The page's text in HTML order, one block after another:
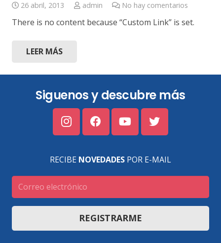
26 abril, 2013 admin No hay comentarios
There is no content because “Custom Link” is set.
LEER MÁS
Siguenos y descubre más
RECIBE NOVEDADES POR E-MAIL
REGISTRARME